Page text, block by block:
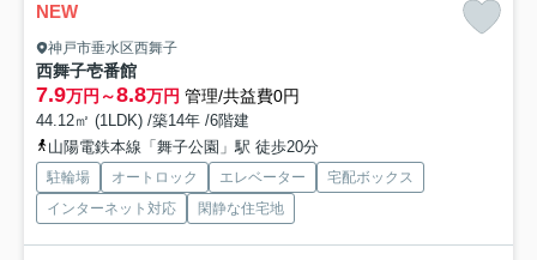
NEW
神戸市垂水区西舞子
西舞子壱番館
7.9万円～8.8万円 管理/共益費0円
44.12㎡ (1LDK) /築14年 /6階建
山陽電鉄本線「舞子公園」駅 徒歩20分
駐輪場 オートロック エレベーター
宅配ボックス
インターネット対応
閑静な住宅地